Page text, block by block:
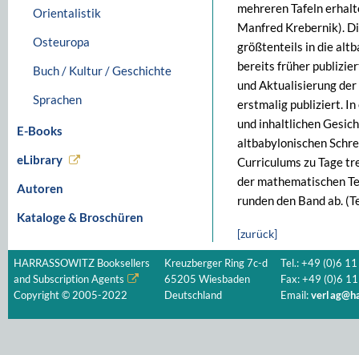
Orientalistik
Osteuropa
Buch / Kultur / Geschichte
Sprachen
E-Books
eLibrary
Autoren
Kataloge & Broschüren
mehreren Tafeln
Manfred Krebernik).
größtenteils in die
bereits früher
und Aktualisierung
erstmalig publiziert. In
und inhaltlichen
altbabylonischen
Curriculums zu Tage
der mathematischen
runden den Band ab.
[zurück]
HARRASSOWITZ Booksellers
and Subscription Agents
Copyright © 2005-2022
Kreuzberger Ring 7c-d
65205 Wiesbaden
Deutschland
Tel.: +49 (0)6
Fax: +49 (0)6
Email: